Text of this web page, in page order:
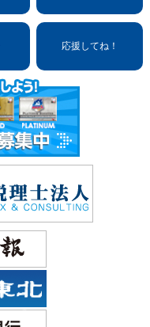
応援してね！